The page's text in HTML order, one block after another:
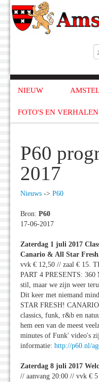
NIEUW
FOTO'S EN VERHALEN
P60
2017
Nieuws -> P60
Bron: P60
17-06-2017
Zaterdag 1 juli 2017
Canario & All Star
vvk € 12,50 // zaal € 15.
PART 4 PRESENTS:
stil, maar we zijn weer
Dit keer met niemand
STAR FRESH!
classics, funk, r&b en
hem een van de meest
minutes of Funk' video's
informatie: http://p60.nl/
Zaterdag 8 juli 2017
// aanvang 20:00 // vvk €